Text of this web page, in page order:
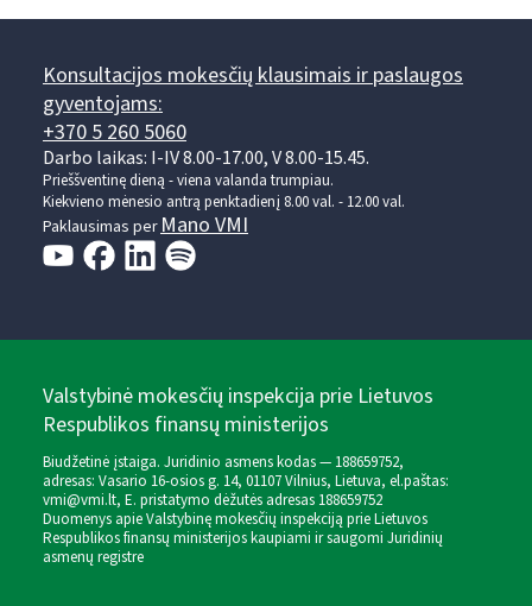
Konsultacijos mokesčių klausimais ir paslaugos
gyventojams:
+370 5 260 5060
Darbo laikas: I-IV 8.00-17.00, V 8.00-15.45.
Prieššventinę dieną - viena valanda trumpiau.
Kiekvieno mėnesio antrą penktadienį 8.00 val. - 12.00 val.
Paklausimas perMano VMI
Valstybinė mokesčių inspekcija prie Lietuvos
Respublikos finansų ministerijos
Biudžetinė įstaiga. Juridinio asmens kodas — 188659752,
adresas: Vasario 16-osios g. 14, 01107 Vilnius, Lietuva, el.paštas:
vmi@vmi.lt, E. pristatymo dėžutės adresas 188659752
Duomenys apie Valstybinę mokesčių inspekciją prie Lietuvos
Respublikos finansų ministerijos kaupiami ir saugomi Juridinių
asmenų registre